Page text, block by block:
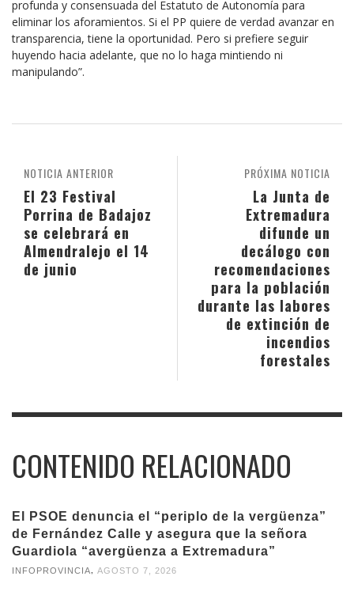
profunda y consensuada del Estatuto de Autonomía para
eliminar los aforamientos. Si el PP quiere de verdad avanzar en
transparencia, tiene la oportunidad. Pero si prefiere seguir
huyendo hacia adelante, que no lo haga mintiendo ni
manipulando”.
PRÓXIMA NOTICIA
La Junta de
Extremadura
difunde un
decálogo con
recomendaciones
para la población
durante las labores
de extinción de
incendios
forestales
NOTICIA ANTERIOR
El 23 Festival
Porrina de Badajoz
se celebrará en
Almendralejo el 14
de junio
CONTENIDO RELACIONADO
El PSOE denuncia el “periplo de la vergüenza”
de Fernández Calle y asegura que la señora
Guardiola “avergüenza a Extremadura”
INFOPROVINCIA, AGOSTO 7, 2026